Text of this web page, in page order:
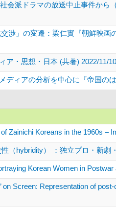
会派ドラマの放送中止事件か
渉」の変遷：梁仁實『朝鮮映
ア・思想・日本 (共著) 2022/11/10
ィアの分析を中心に『帝国の
Zainichi Koreans in the 1960s –
（hybridity） ：独立プロ・新
Korean Women in
on Screen: Representation of